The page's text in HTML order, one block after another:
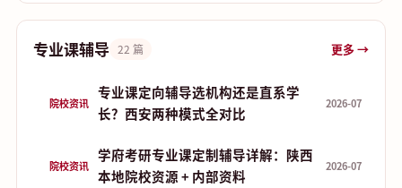
专业课辅导 22 篇 更多 →
院校资讯
专业课定向辅导选机构还是直系学
长？西安两种模式全对比
2026-07
院校资讯
学府考研专业课定制辅导详解：陕西
本地院校资源 + 内部资料
2026-07